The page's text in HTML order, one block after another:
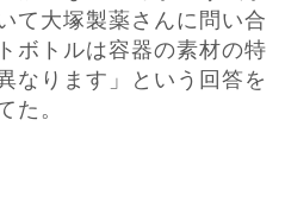
て大塚製薬さんに問い合
ボトルは容器の素材の特
なります」という回答を
た。